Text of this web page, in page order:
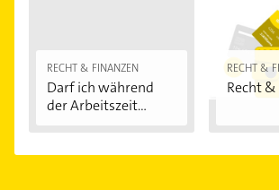
RECHT & FINANZEN
Darf ich während
der Arbeitszeit...
RECHT &
Recht